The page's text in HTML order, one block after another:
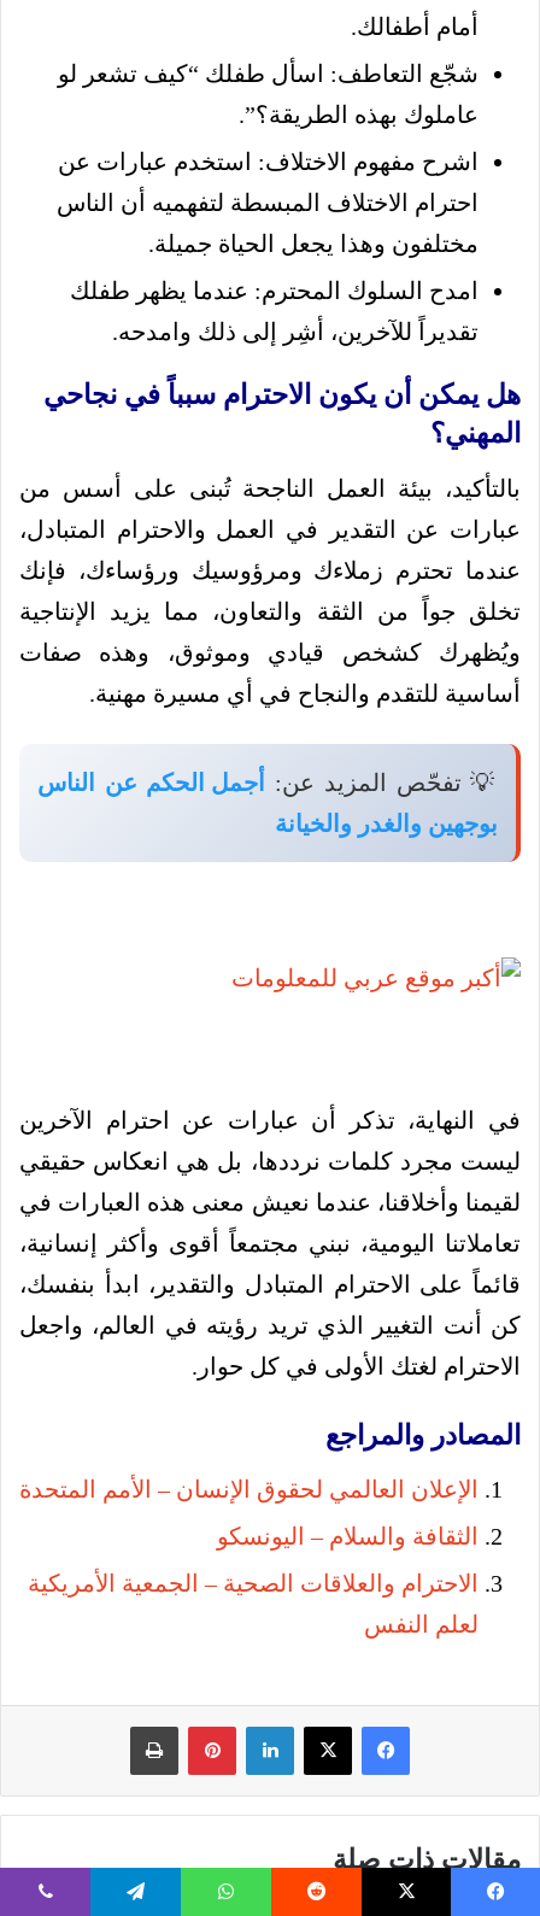
أمام أطفالك.
شجّع التعاطف: اسأل طفلك “كيف تشعر لو
عاملوك بهذه الطريقة؟”.
اشرح مفهوم الاختلاف: استخدم عبارات عن
احترام الاختلاف المبسطة لتفهميه أن الناس
مختلفون وهذا يجعل الحياة جميلة.
امدح السلوك المحترم: عندما يظهر طفلك
تقديراً للآخرين، أشِر إلى ذلك وامدحه.
هل يمكن أن يكون الاحترام سبباً في نجاحي
المهني؟
بالتأكيد، بيئة العمل الناجحة تُبنى على أسس من
عبارات عن التقدير في العمل والاحترام المتبادل،
عندما تحترم زملاءك ومرؤوسيك ورؤساءك، فإنك
تخلق جواً من الثقة والتعاون، مما يزيد الإنتاجية
ويُظهرك كشخص قيادي وموثوق، وهذه صفات
أساسية للتقدم والنجاح في أي مسيرة مهنية.
💡 تفحّص المزيد عن:
أجمل الحكم عن الناس
بوجهين والغدر والخيانة
في النهاية، تذكر أن عبارات عن احترام الآخرين
ليست مجرد كلمات نرددها، بل هي انعكاس حقيقي
لقيمنا وأخلاقنا، عندما نعيش معنى هذه العبارات في
تعاملاتنا اليومية، نبني مجتمعاً أقوى وأكثر إنسانية،
قائماً على الاحترام المتبادل والتقدير، ابدأ بنفسك،
كن أنت التغيير الذي تريد رؤيته في العالم، واجعل
الاحترام لغتك الأولى في كل حوار.
المصادر والمراجع
الإعلان العالمي لحقوق الإنسان – الأمم المتحدة
الثقافة والسلام – اليونسكو
الاحترام والعلاقات الصحية – الجمعية الأمريكية
لعلم النفس
فيسبوك لينكدإن بينتيريست
مقالات ذات صلة